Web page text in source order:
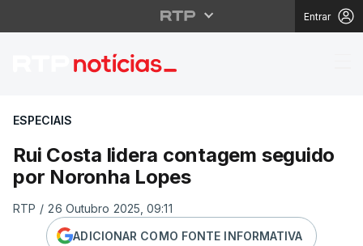
Entrar
Rui Costa lidera
ESPECIAIS
Rui Costa lidera contagem seguido
por Noronha Lopes
RTP / 26 Outubro 2025, 09:11
ADICIONAR COMO FONTE INFORMATIVA